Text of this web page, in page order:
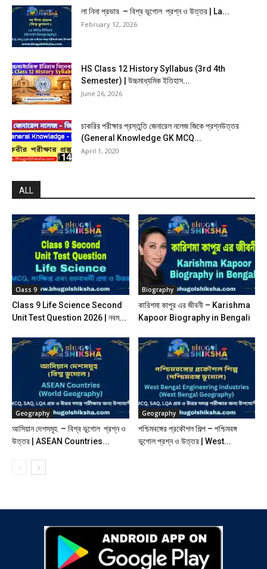
লা নিনা প্রভাব – বিশ্ব ভূগোল প্রশ্ন ও উত্তর | La...
February 12, 2026
HS Class 12 History Syllabus (3rd 4th
Semester) | উচ্চমাধ্যমিক ইতিহাস...
June 26, 2026
চাকরির পরীক্ষার প্রস্তুতি জেনারেল নলেজ জিকে প্রশ্নউত্তর
(General Knowledge GK MCQ...
April 1, 2020
ALL
Class 9
Class 9 Life Science Second
Unit Test Question 2026 | নবম...
Biography
কারিশমা কাপুর এর জীবনী – Karishma
Kapoor Biography in Bengali
Geography
আসিয়ান দেশসমূহ – বিশ্ব ভূগোল প্রশ্ন ও
উত্তর | ASEAN Countries...
Geography
পশ্চিমবঙ্গের প্রকৌশল শিল্প – পশ্চিমবঙ্গ
ভূগোল প্রশ্ন ও উত্তর | West...